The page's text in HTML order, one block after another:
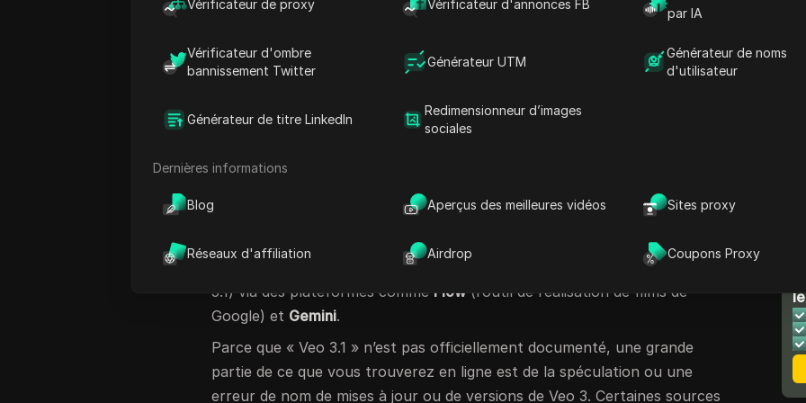
Vérificateur de proxy Vérificateur d'annonces FB
par IA
Vérificateur d'ombre
bannissement Twitter
Générateur UTM
Générateur de noms
d'utilisateur
Générateur de titre LinkedIn
Redimensionneur d’images
sociales
Dernières informations
Blog Aperçus des meilleures vidéos Sites proxy
Réseaux d'affiliation Airdrop Coupons Proxy
explorons les rumeurs et les fonctionnalités, et expliquons comment
similaires) à l’aide d’outils tels que DICloak. Allons-y.
1. Qu’est-ce que Veo 3.1 – a-t-il déjà été lancé ?
Au moment de la rédaction de cet article, il
appeléVeo 3.1
de la dernière génération du modèle de génération vidéo Veo.
en mai 2025, apportant un bond en avant par
rapport à Veo 2.Pour l’instant, les utilisateurs accèdent à Veo 3 (et non
3.1) via des plateformes comme Flow (l’outil de réalisation de films de
Google) et Gemini.
Parce que « Veo 3.1 » n’est pas officiellement documenté, une grande
partie de ce que vous trouverez en ligne est de la spéculation ou une
erreur de nom de mises à jour ou de versions de Veo 3. Certaines sources